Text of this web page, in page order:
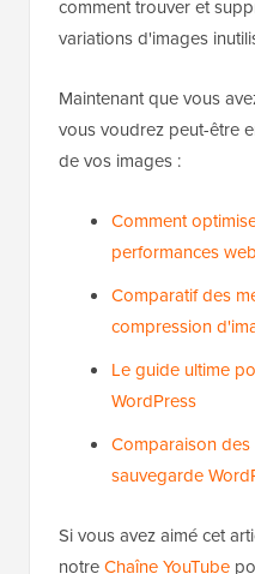
J'espère que cet article
variations d'images
Maintenant que vous
de vos images :
performances
compression
WordPress
sauvegarde